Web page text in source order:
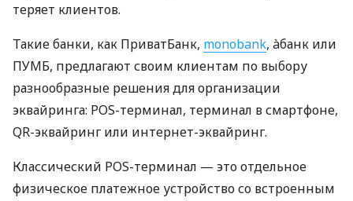
теряет клиентов.
Такие банки, как ПриватБанк, monobank, àбанк или
ПУМБ, предлагают своим клиентам по выбору
разнообразные решения для организации
эквайринга: POS-терминал, терминал в смартфоне,
QR-эквайринг или интернет-эквайринг.
Классический POS-терминал — это отдельное
физическое платежное устройство со встроенным